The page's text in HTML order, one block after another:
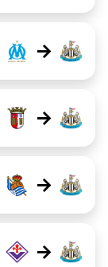
→
→
→
→